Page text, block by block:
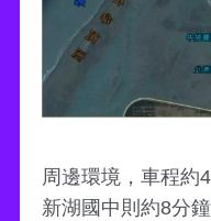
周邊環境，車程約
新湖國中則約8分